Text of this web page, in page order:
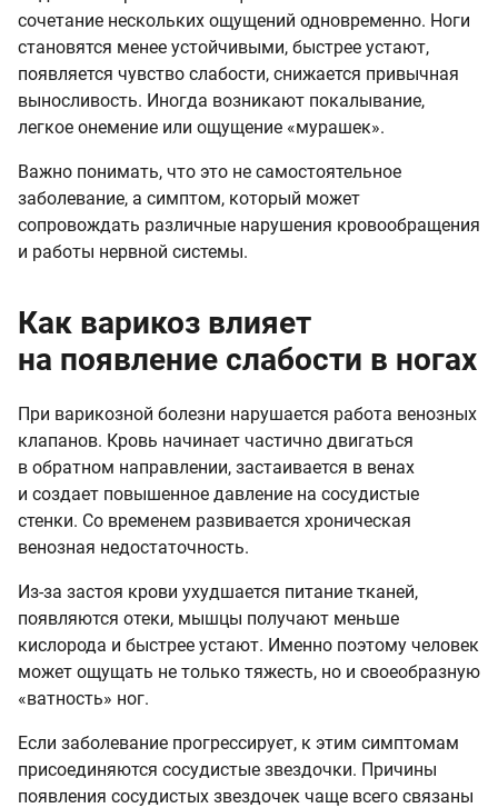
сочетание нескольких ощущений одновременно. Ноги
становятся менее устойчивыми, быстрее устают,
появляется чувство слабости, снижается привычная
выносливость. Иногда возникают покалывание,
легкое онемение или ощущение «мурашек».
Важно понимать, что это не самостоятельное
заболевание, а симптом, который может
сопровождать различные нарушения кровообращения
и работы нервной системы.
Как варикоз влияет
на появление слабости в ногах
При варикозной болезни нарушается работа венозных
клапанов. Кровь начинает частично двигаться
в обратном направлении, застаивается в венах
и создает повышенное давление на сосудистые
стенки. Со временем развивается хроническая
венозная недостаточность.
Из-за застоя крови ухудшается питание тканей,
появляются отеки, мышцы получают меньше
кислорода и быстрее устают. Именно поэтому человек
может ощущать не только тяжесть, но и своеобразную
«ватность» ног.
Если заболевание прогрессирует, к этим симптомам
присоединяются сосудистые звездочки. Причины
появления сосудистых звездочек чаще всего связаны